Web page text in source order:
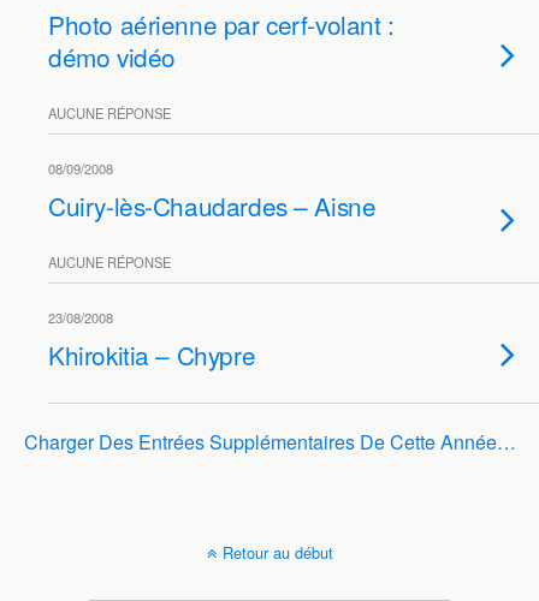
Photo aérienne par cerf-volant :
démo vidéo
AUCUNE RÉPONSE
08/09/2008
Cuiry-lès-Chaudardes – Aisne
AUCUNE RÉPONSE
23/08/2008
Khirokitia – Chypre
Charger Des Entrées Supplémentaires De Cette Année…
Retour au début